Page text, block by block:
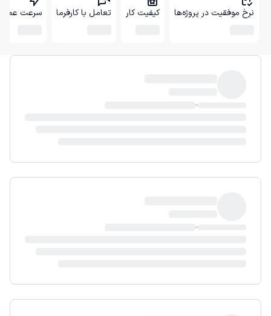
نرخ موفقیت در پروژه‌ها کیفیت کار تعامل با کارفرما سرعت عمل